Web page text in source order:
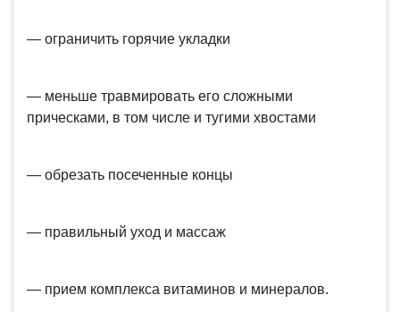
— ограничить горячие укладки
— меньше травмировать его сложными
прическами, в том числе и тугими хвостами
— обрезать посеченные концы
— правильный уход и массаж
— прием комплекса витаминов и минералов.